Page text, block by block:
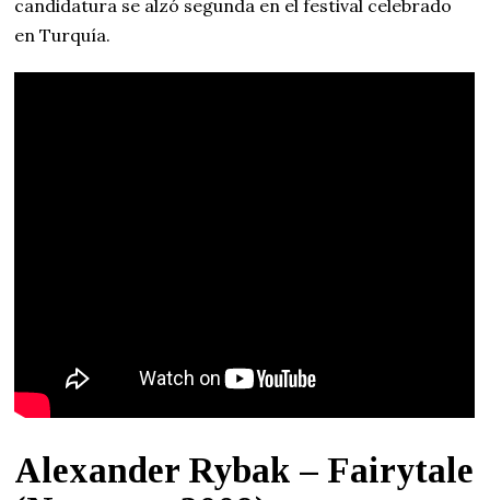
candidatura se alzó segunda en el festival celebrado
en Turquía.
Alexander Rybak – Fairytale